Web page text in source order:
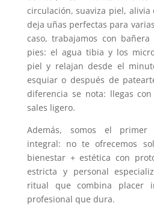
circulación, suaviza piel, alivia
deja uñas perfectas para
caso, trabajamos con
pies: el agua tibia y los
piel y relajan desde el
esquiar o después de
diferencia se nota: llegas
sales ligero.
Además, somos el
integral: no te ofrecemos
bienestar + estética con
estricta y personal
ritual que combina placer
profesional que dura.